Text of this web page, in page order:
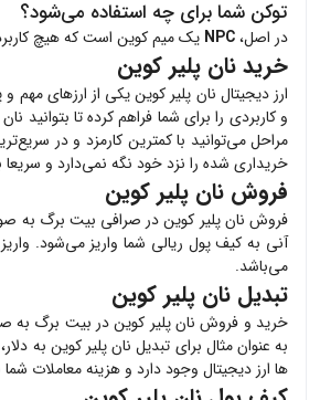
توکن شما برای چه استفاده می‌شود؟
در اصل،NPC یک میم کوین است که هیچ
خرید نان پلیر کوین
ارز دیجیتال نان پلیر کوینیکی از ارزهای مهم و
و کاربردی را برای شما فراهم کرده تا بتوانید
مراحل می‌توانید با کمترین کارمزد و در
خریداری شده را نزد خود نگه نمی‌دارد و
فروش نان پلیر کوین
فروش نان پلیر کویندر صرافی بیت برگ به
آنی به کیف پول ریالی شما واریز می‌شود.
می‌باشد.
تبدیل نان پلیر کوین
خرید و فروش نان پلیر کویندر بیت برگ به
به عنوان مثال برای تبدیل نان پلیر کوین به
ها ارز دیجیتال وجود دارد و هزینه معاملات